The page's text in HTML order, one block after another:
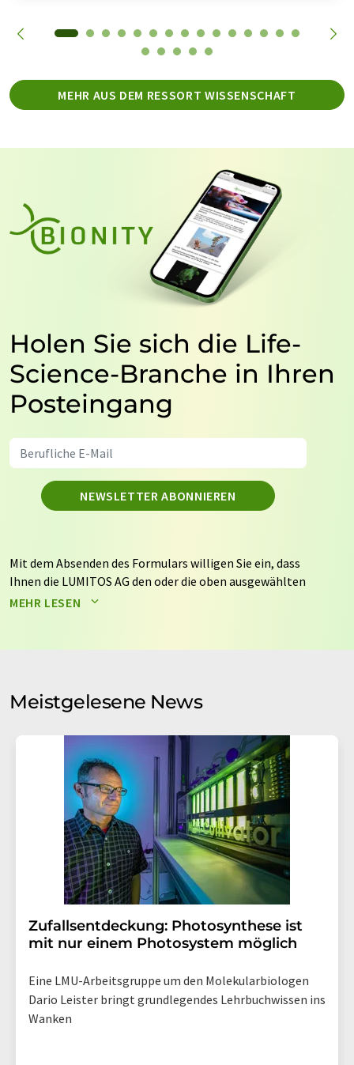
MEHR AUS DEM RESSORT WISSENSCHAFT
Holen Sie sich die Life-
Science-Branche in Ihren
Posteingang
NEWSLETTER ABONNIEREN
Mit dem Absenden des Formulars willigen Sie ein, dass
Ihnen die LUMITOS AG den oder die oben ausgewählten
Newsletter per E-Mail zusendet. Ihre Daten werden
auf Basis unsererDatenschutzerklärung. LUMITOS darf
Meinungsforschung per E-Mail kontaktieren. Ihre
Einwilligung können Sie jederzeit ohne Angabe von
Str. 2, 12489 Berlin oder per E-Mail unter
widerruf@lumitos.com mit Wirkung für die Zukunft
widerrufen. Zudem ist in jeder E-Mail ein Link zur
Abbestellung des entsprechenden Newsletters
enthalten.
MEHR LESEN
Meistgelesene News
Zufallsentdeckung: Photosynthese ist
mit nur einem Photosystem möglich
Eine LMU-Arbeitsgruppe um den Molekularbiologen
Dario Leister bringt grundlegendes Lehrbuchwissen ins
Wanken